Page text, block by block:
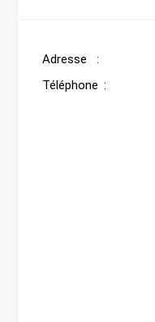
Adresse
Téléphone